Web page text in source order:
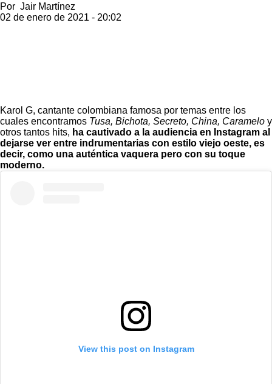
Por Jair Martínez
02 de enero de 2021 - 20:02
Karol G, cantante colombiana famosa por temas entre los
cuales encontramos Tusa, Bichota, Secreto, China, Caramelo y
otros tantos hits, ha cautivado a la audiencia en Instagram al
dejarse ver entre indrumentarias con estilo viejo oeste, es
decir, como una auténtica vaquera pero con su toque
moderno.
View this post on Instagram